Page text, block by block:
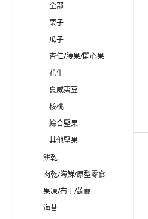
全部
栗子
瓜子
杏仁/腰果/開心果
花生
夏威夷豆
核桃
綜合堅果
其他堅果
餅乾
肉乾/海鮮/原型零食
果凍/布丁/蒟蒻
海苔